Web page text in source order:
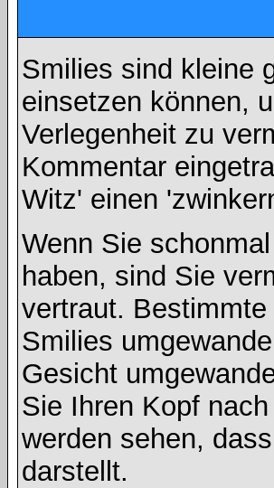
Smilies sind kleine
einsetzen können,
Verlegenheit zu
Kommentar
Witz' einen
Wenn Sie
haben, sind Sie
vertraut.
Smilies
Gesicht
Sie Ihren Kopf
werden sehen,
darstellt.